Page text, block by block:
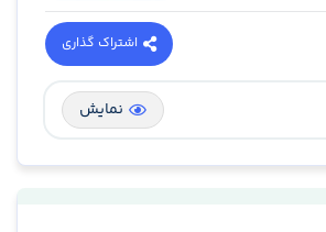
اشتراک گذاری
نمایش